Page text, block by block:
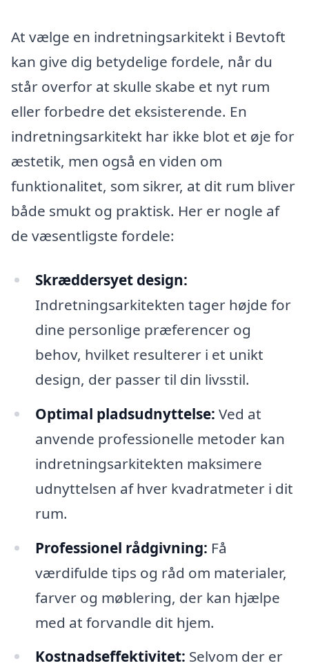
At vælge en indretningsarkitekt i Bevtoft
kan give dig betydelige fordele, når du
står overfor at skulle skabe et nyt rum
eller forbedre det eksisterende. En
indretningsarkitekt har ikke blot et øje for
æstetik, men også en viden om
funktionalitet, som sikrer, at dit rum bliver
både smukt og praktisk. Her er nogle af
de væsentligste fordele:
Skræddersyet design:
Indretningsarkitekten tager højde for
dine personlige præferencer og
behov, hvilket resulterer i et unikt
design, der passer til din livsstil.
Optimal pladsudnyttelse: Ved at
anvende professionelle metoder kan
indretningsarkitekten maksimere
udnyttelsen af hver kvadratmeter i dit
rum.
Professionel rådgivning: Få
værdifulde tips og råd om materialer,
farver og møblering, der kan hjælpe
med at forvandle dit hjem.
Kostnadseffektivitet: Selvom der er